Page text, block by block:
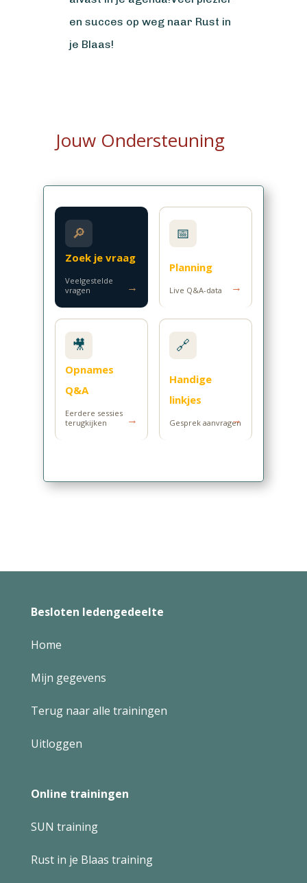
en succes op weg naar Rust in
je Blaas!
Jouw Ondersteuning
🔎
Zoek je vraag
Veelgestelde
vragen
→
📅
Planning
Live Q&A-data →
🎥
Opnames
Q&A
Eerdere sessies
terugkijken
→
🔗
Handige
linkjes
Gesprek aanvragen
→
Besloten ledengedeelte
Home
Mijn gegevens
Terug naar alle trainingen
Uitloggen
Online trainingen
SUN training
Rust in je Blaas training